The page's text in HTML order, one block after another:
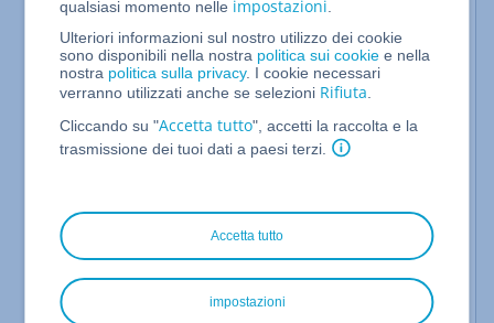
In questo articolo ti spieghiamo come eseguire un
backup delle tue e-mail suWebmaile come
ripristinarle in un secondo momento.
Eseguire un backup delle e-mail
Seleziona la cartella desiderata.
Seleziona le e-mail di cui desideri eseguire un
backup. Si apre la barra degli strumenti.
qualsiasi momento nelle impostazioni
Ulteriori informazioni sul nostro utilizzo dei cookie
sono disponibili nella nostra politica sui cookie e nella
nostra politica sulla privacy. I cookie necessari
verranno utilizzati anche se selezioni Rifiuta
Cliccando su "Accetta tutto", accetti la raccolta e la
trasmissione dei tuoi dati a paesi terzi.
Accetta tutto
impostazioni